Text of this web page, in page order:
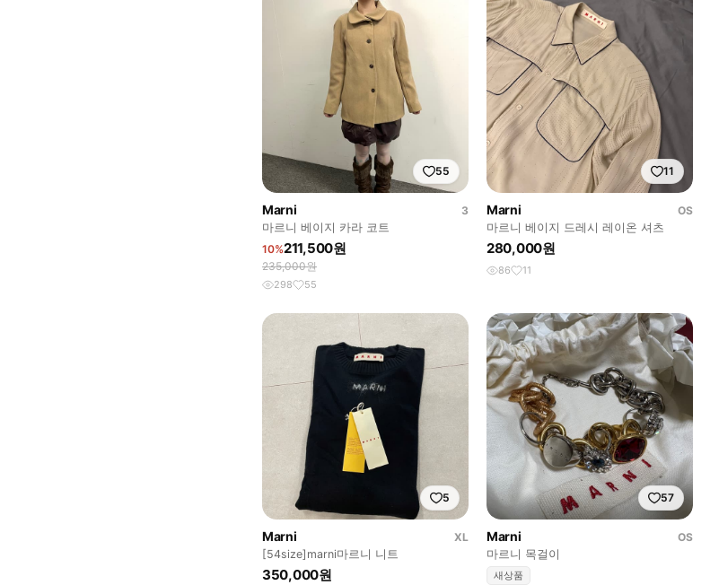
55
Marni
3
마르니 베이지 카라 코트
10%211,500원
235,000원
298 55
11
Marni
OS
마르니 베이지 드레시 레이온 셔츠
280,000원
86 11
5
Marni
XL
[54size]marni마르니 니트
350,000원
57
Marni
OS
마르니 목걸이
새상품